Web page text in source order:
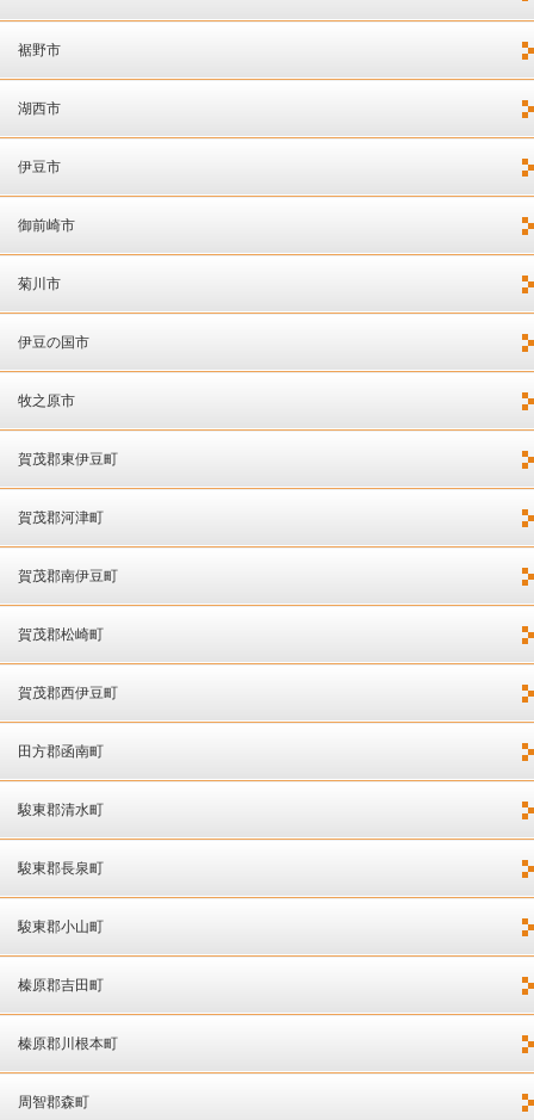
裾野市
湖西市
伊豆市
御前崎市
菊川市
伊豆の国市
牧之原市
賀茂郡東伊豆町
賀茂郡河津町
賀茂郡南伊豆町
賀茂郡松崎町
賀茂郡西伊豆町
田方郡函南町
駿東郡清水町
駿東郡長泉町
駿東郡小山町
榛原郡吉田町
榛原郡川根本町
周智郡森町